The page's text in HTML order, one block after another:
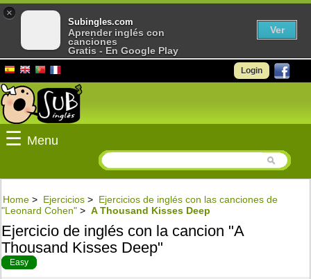
Login
☰ Menu
Home > Ejercicios > Ejercicios de inglés con las canciones de
"Leonard Cohen" > A Thousand Kisses Deep
Ejercicio de inglés con la cancion "A
Thousand Kisses Deep"
Easy
×
Subingles.com
Aprender inglés con
canciones
Gratis - En Google Play
Ver